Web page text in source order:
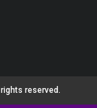
reserved.